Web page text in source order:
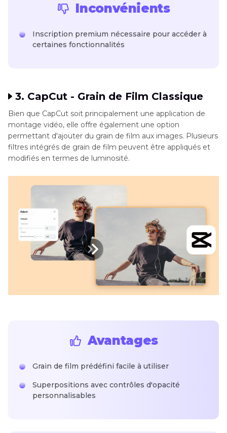
Inconvénients
Inscription premium nécessaire pour accéder à
certaines fonctionnalités
3. CapCut - Grain de Film Classique
Bien que CapCut soit principalement une application de
montage vidéo, elle offre également une option
permettant d'ajouter du grain de film aux images. Plusieurs
filtres intégrés de grain de film peuvent être appliqués et
modifiés en termes de luminosité.
Avantages
Grain de film prédéfini facile à utiliser
Superpositions avec contrôles d'opacité
personnalisables